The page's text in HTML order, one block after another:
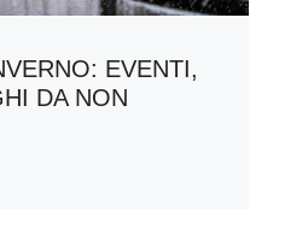
EVENTI,
DA NON